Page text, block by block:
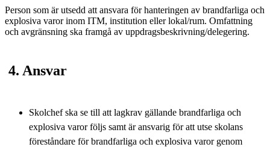
Person som är utsedd att ansvara för hanteringen av brandfarliga och
explosiva varor inom ITM, institution eller lokal/rum. Omfattning
och avgränsning ska framgå av uppdragsbeskrivning/delegering.
4. Ansvar
Skolchef ska se till att lagkrav gällande brandfarliga och
explosiva varor följs samt är ansvarig för att utse skolans
föreståndare för brandfarliga och explosiva varor genom